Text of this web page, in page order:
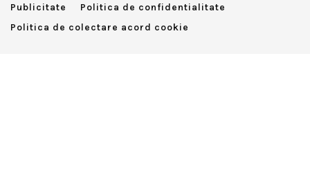
Publicitate
Politica de confidentialitate
Politica de colectare acord cookie